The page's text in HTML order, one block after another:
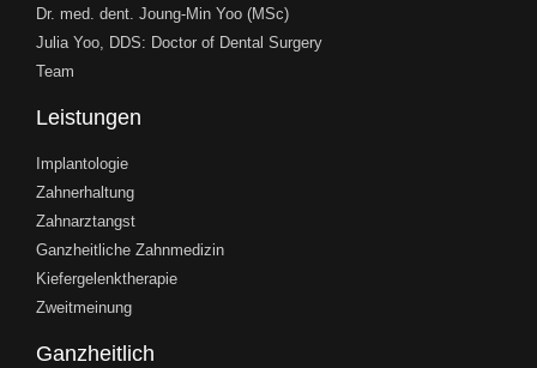
Dr. med. dent. Joung-Min Yoo (MSc)
Julia Yoo, DDS: Doctor of Dental Surgery
Team
Leistungen
Implantologie
Zahnerhaltung
Zahnarztangst
Ganzheitliche Zahnmedizin
Kiefergelenktherapie
Zweitmeinung
Ganzheitlich